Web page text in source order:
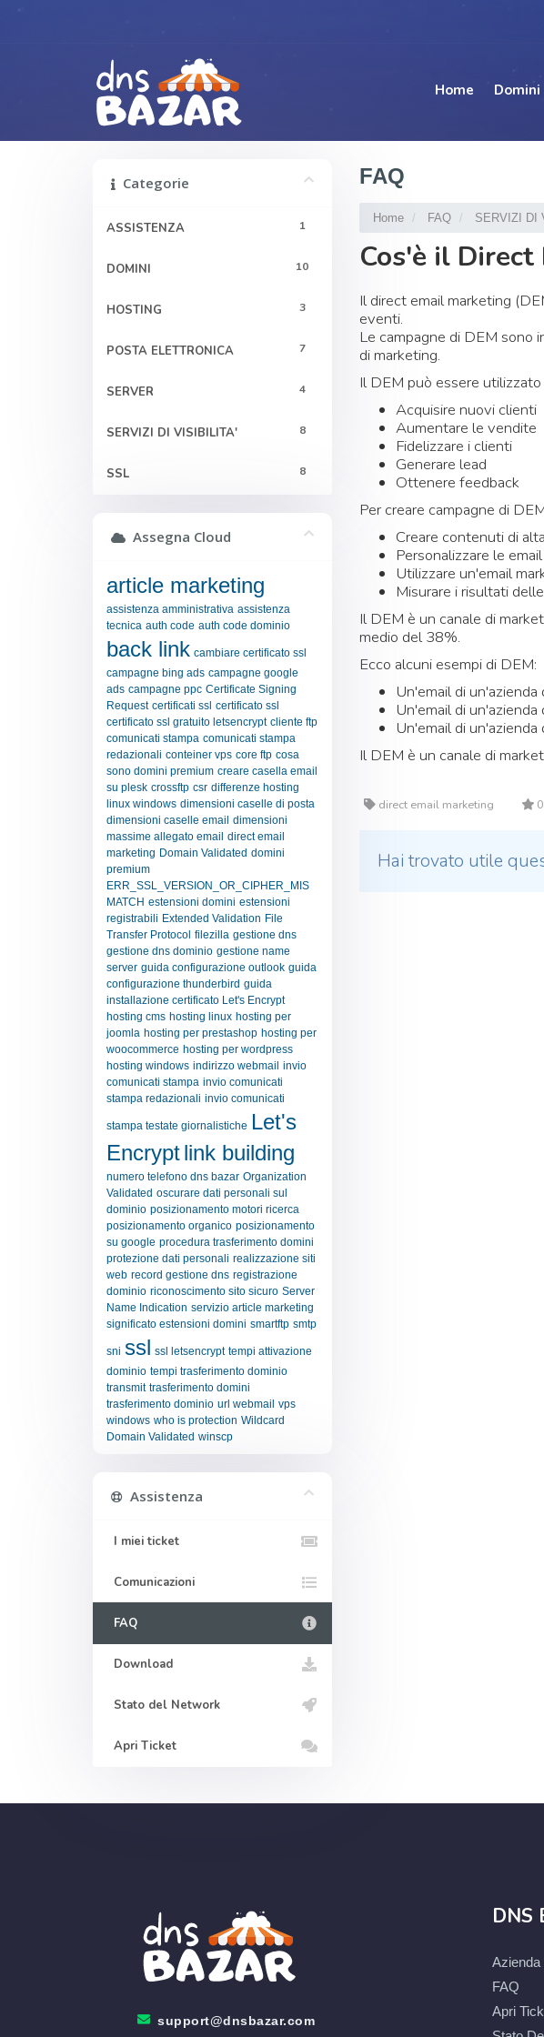
Home Domini
FAQ
Home FAQ SERVIZI DI
Categorie
1
ASSISTENZA
10
DOMINI
3
HOSTING
7
POSTA ELETTRONICA
4
SERVER
8
SERVIZI DI VISIBILITA'
8
SSL
Cos'è il
Il direct email marketing
eventi.
Le campagne di DEM sono
di marketing.
Il DEM può essere
Acquisire nuovi clienti
Aumentare le vendite
Fidelizzare i clienti
Generare lead
Ottenere feedback
Per creare campagne di
Creare contenuti di
Personalizzare le
Utilizzare un'email
Misurare i risultati
Il DEM è un canale di
medio del 38%.
Ecco alcuni esempi di DEM:
Un'email di
Un'email di
Un'email di
Il DEM è un canale di
direct email marketing 0
Hai trovato utile
Assegna Cloud
article marketing
assistenza amministrativa assistenza
tecnica auth code auth code dominio
back link cambiare certificato ssl
campagne bing ads campagne google
ads campagne ppc Certificate Signing
Request certificati ssl certificato ssl
certificato ssl gratuito letsencrypt cliente ftp
comunicati stampa comunicati stampa
redazionali conteiner vps core ftp cosa
sono domini premium creare casella email
su plesk crossftp csr differenze hosting
linux windows dimensioni caselle di posta
dimensioni caselle email dimensioni
massime allegato email direct email
marketing Domain Validated domini
premium
ERR_SSL_VERSION_OR_CIPHER_MIS
MATCH estensioni domini estensioni
registrabili Extended Validation File
Transfer Protocol filezilla gestione dns
gestione dns dominio gestione name
server guida configurazione outlook guida
configurazione thunderbird guida
installazione certificato Let's Encrypt
hosting cms hosting linux hosting per
joomla hosting per prestashop hosting per
woocommerce hosting per wordpress
hosting windows indirizzo webmail invio
comunicati stampa invio comunicati
stampa redazionali invio comunicati
stampa testate giornalistiche Let's
Encryptlink building
numero telefono dns bazar Organization
Validated oscurare dati personali sul
dominio posizionamento motori ricerca
posizionamento organico posizionamento
su google procedura trasferimento domini
protezione dati personali realizzazione siti
web record gestione dns registrazione
dominio riconoscimento sito sicuro Server
Name Indication servizio article marketing
significato estensioni domini smartftp smtp
sni ssl ssl letsencrypt tempi attivazione
dominio tempi trasferimento dominio
transmit trasferimento domini
trasferimento dominio url webmail vps
windows who is protection Wildcard
Domain Validated winscp
Assistenza
I miei ticket
Comunicazioni
FAQ
Download
Stato del Network
Apri Ticket
support@dnsbazar.com
DNS
Azienda
FAQ
Apri